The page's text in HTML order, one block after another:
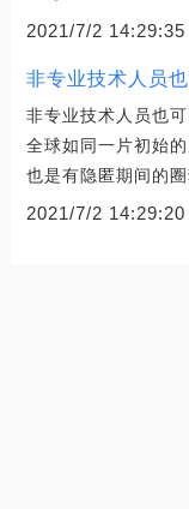
2021/7/2 14:29:35
非专业技术人员
非专业技术人员也
全球如同一片初始
也是有隐匿期间的圈
2021/7/2 14:29:20